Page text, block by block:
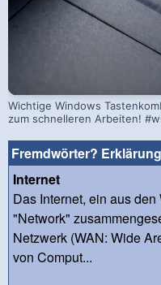
Wichtige Windows
zum schnelleren Arbeiten!
Fremdwörter?
Internet
Das Internet, ein aus
"Network"
Netzwerk (WAN: Wide
von Comput...